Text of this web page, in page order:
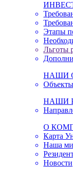
Этапы
Льготы
НАШИ
НАШИ
О
Карта
Наша
Новости